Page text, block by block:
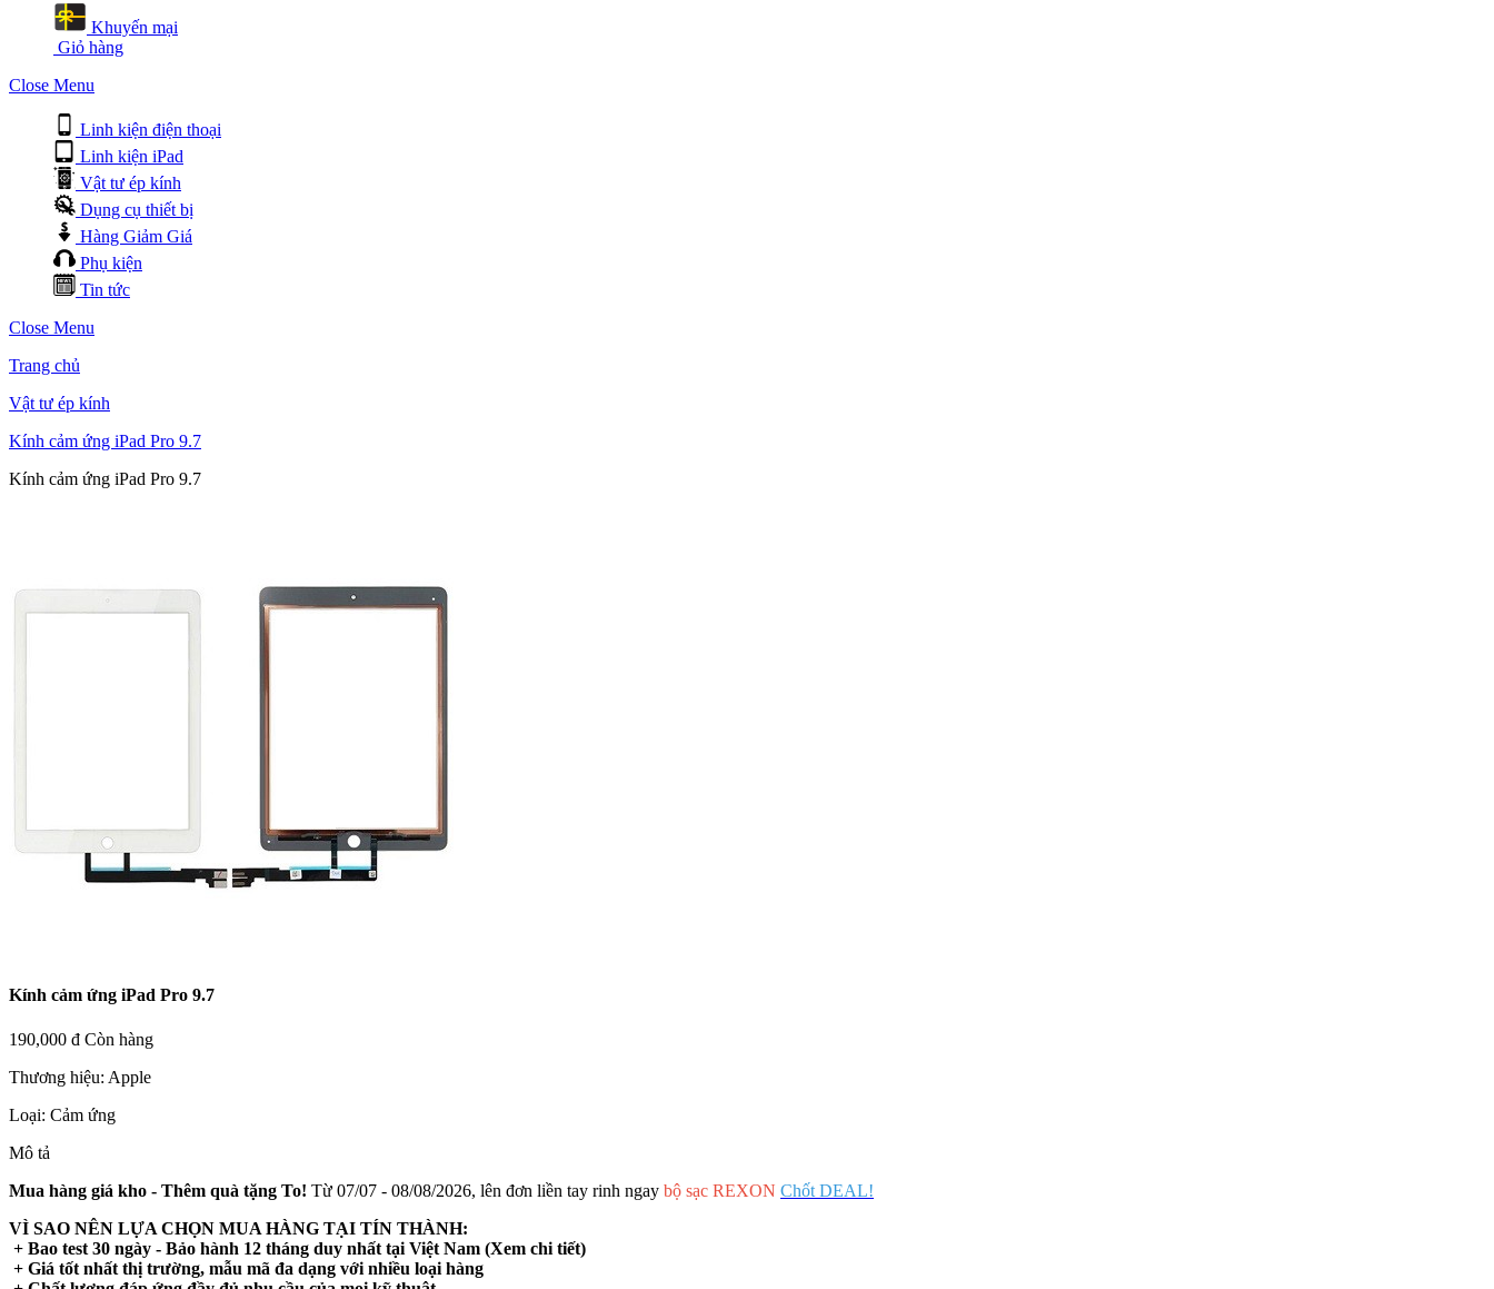
Khuyến mại
Giỏ hàng
Close Menu
Linh kiện điện thoại
Linh kiện iPad
Vật tư ép kính
Dụng cụ thiết bị
Hàng Giảm Giá
Phụ kiện
Tin tức
Close Menu
Trang chủ
Vật tư ép kính
Kính cảm ứng iPad Pro 9.7
Kính cảm ứng iPad Pro 9.7
Kính cảm ứng iPad Pro 9.7
190,000 đ Còn hàng
Thương hiệu: Apple
Loại: Cảm ứng
Mô tả
Mua hàng giá kho - Thêm quà tặng To! Từ 07/07 - 08/08/2026, lên đơn liền tay rinh ngay bộ sạc REXON Chốt DEAL!
VÌ SAO NÊN LỰA CHỌN MUA HÀNG TẠI TÍN THÀNH:
+ Bao test 30 ngày - Bảo hành 12 tháng duy nhất tại Việt Nam (Xem chi tiết)
+ Giá tốt nhất thị trường, mẫu mã đa dạng với nhiều loại hàng